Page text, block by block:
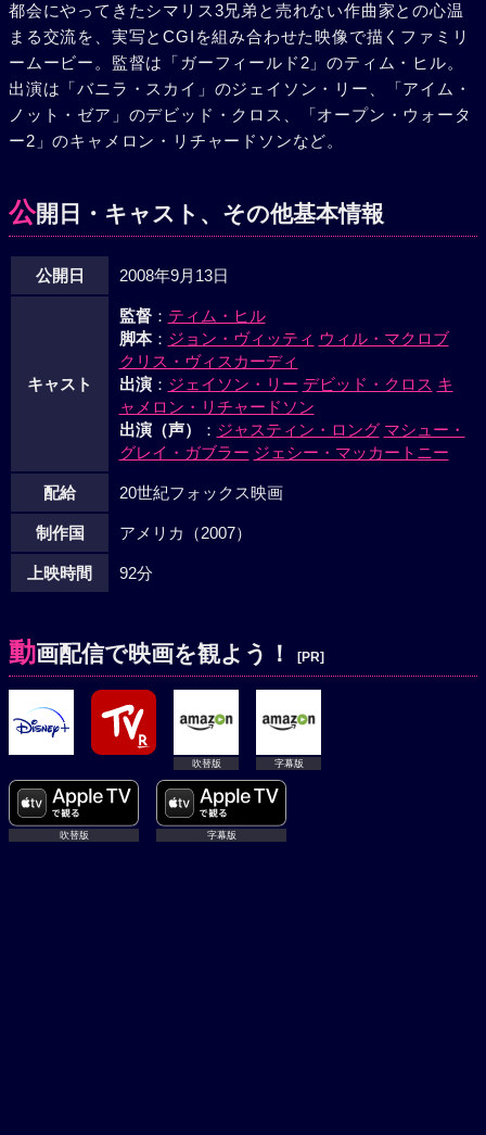
いつく。すると、今まで売れなかった曲は大ヒット。歌って
踊るキュートなシマリス3兄弟は、一気にスーパースターダ
ムへと駆け上がり、デイブと3兄弟はいつしか家族のような
関係になっていった。しかし、イアンのたくらみによって、
デイブと3匹の仲は引き裂かれてしまう。ヒットチャートを
ものにし、全米ツアーでスポットライトを浴びる3兄弟であ
ビンたちは、いちばん大切なものがデイブとの生活だったこ
とに気付く。はたして、もう一度みんなで一緒に暮らしたい
都会にやってきたシマリス3兄弟と売れない作曲家との心温
まる交流を、実写とCGIを組み合わせた映像で描くファミリ
ームービー。監督は「ガーフィールド2」のティム・ヒル。
出演は「バニラ・スカイ」のジェイソン・リー、「アイム・
ノット・ゼア」のデビッド・クロス、「オープン・ウォータ
ー2」のキャメロン・リチャードソンなど。
公開日・キャスト、その他基本情報
公開日 2008年9月13日
キャスト
監督： ティム・ヒル
脚本： ジョン・ヴィッティ ウィル・マクロブ
クリス・ヴィスカーディ
出演： ジェイソン・リー デビッド・クロス キ
ャメロン・リチャードソン
出演（声）
： ジャスティン・ロング マシュー・
グレイ・ガブラー ジェシー・マッカートニー
配給 20世紀フォックス映画
制作国 アメリカ（2007）
上映時間 92分
動画配信で映画を観よう！ [PR]
吹替版 字幕版
吹替版 字幕版